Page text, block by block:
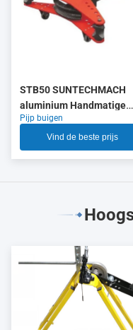
STB50 SUNTECHMACH
aluminium Handmatige
hydraulische
1/2′′-2′′
Pijp buigen
Vind de beste prijs